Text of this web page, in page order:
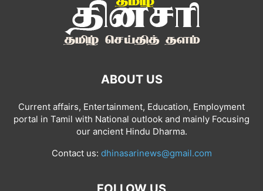
ABOUT US
Current affairs, Entertainment, Education, Employment
portal in Tamil with National outlook and mainly Focusing
our ancient Hindu Dharma.
Contact us: dhinasarinews@gmail.com